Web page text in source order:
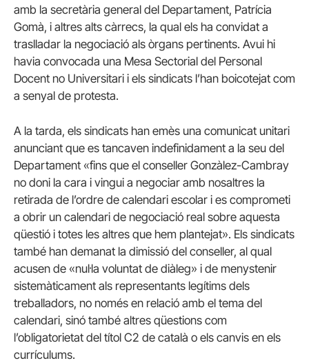
amb la secretària general del Departament, Patrícia
Gomà, i altres alts càrrecs, la qual els ha convidat a
traslladar la negociació als òrgans pertinents. Avui hi
havia convocada una Mesa Sectorial del Personal
Docent no Universitari i els sindicats l’han boicotejat com
a senyal de protesta.
A la tarda, els sindicats han emès una comunicat unitari
anunciant que es tancaven indefinidament a la seu del
Departament «fins que el conseller Gonzàlez-Cambray
no doni la cara i vingui a negociar amb nosaltres la
retirada de l’ordre de calendari escolar i es comprometi
a obrir un calendari de negociació real sobre aquesta
qüestió i totes les altres que hem plantejat». Els sindicats
també han demanat la dimissió del conseller, al qual
acusen de «nul·la voluntat de diàleg» i de menystenir
sistemàticament als representants legítims dels
treballadors, no només en relació amb el tema del
calendari, sinó també altres qüestions com
l’obligatorietat del títol C2 de català o els canvis en els
currículums.